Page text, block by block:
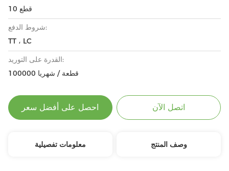
10 قطع
شروط الدفع:
TT ، LC
القدرة على التوريد:
100000 قطعة / شهريا
احصل على أفضل سعر اتصل الآن
معلومات تفصيلية وصف المنتج